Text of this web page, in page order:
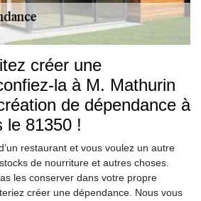
créer une
la à M. Mathurin
de dépendance à
le 81350 !
restaurant et vous voulez un autre
de nourriture et autres choses.
les conserver dans votre propre
créer une dépendance. Nous vous